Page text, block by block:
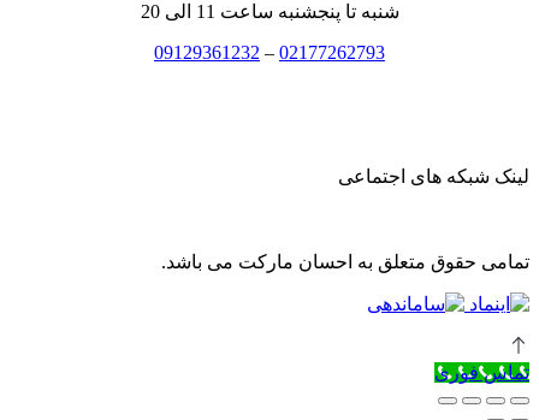
شنبه تا پنجشنبه ساعت 11 الی 20
02177262793
–
09129361232
لینک شبکه های اجتماعی
تمامی حقوق متعلق به احسان مارکت می باشد.
تماس فوری